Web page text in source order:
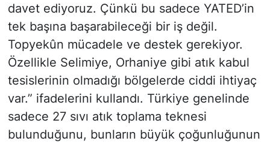
davet ediyoruz. Çünkü bu sadece YATED’in
tek başına başarabileceği bir iş değil.
Topyekûn mücadele ve destek gerekiyor.
Özellikle Selimiye, Orhaniye gibi atık kabul
tesislerinin olmadığı bölgelerde ciddi ihtiyaç
var.” ifadelerini kullandı. Türkiye genelinde
sadece 27 sıvı atık toplama teknesi
bulunduğunu, bunların büyük çoğunluğunun